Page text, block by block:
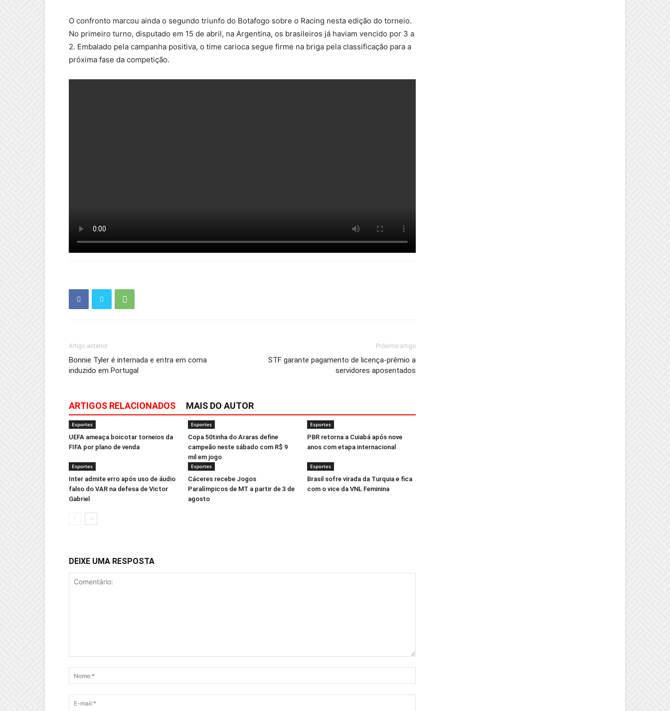
O confronto marcou ainda o segundo triunfo do Botafogo sobre o Racing nesta edição do torneio.
No primeiro turno, disputado em 15 de abril, na Argentina, os brasileiros já haviam vencido por 3 a
2. Embalado pela campanha positiva, o time carioca segue firme na briga pela classificação para a
próxima fase da competição.
Artigo anterior
Bonnie Tyler é internada e entra em coma
induzido em Portugal
Próximo artigo
STF garante pagamento de licença-prêmio a
servidores aposentados
ARTIGOS RELACIONADOS MAIS DO AUTOR
Esportes
UEFA ameaça boicotar torneios da
FIFA por plano de venda
Esportes
Copa 50tinha do Araras define
campeão neste sábado com R$ 9
mil em jogo
Esportes
PBR retorna a Cuiabá após nove
anos com etapa internacional
Esportes
Inter admite erro após uso de áudio
falso do VAR na defesa de Victor
Gabriel
Esportes
Cáceres recebe Jogos
Paralímpicos de MT a partir de 3 de
agosto
Esportes
Brasil sofre virada da Turquia e fica
com o vice da VNL Feminina
DEIXE UMA RESPOSTA